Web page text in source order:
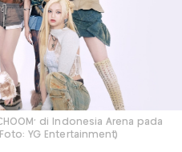
di Indonesia Arena pada
YG Entertainment)